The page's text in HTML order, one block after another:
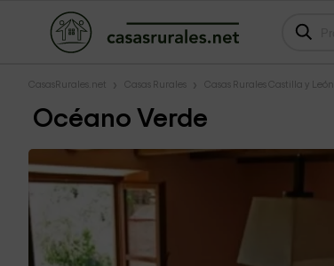
CasasRurales.net Casas Rurales Casas Rurales Castilla y León
Océano Verde